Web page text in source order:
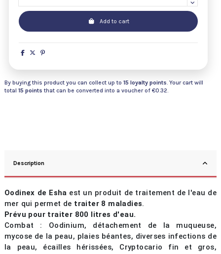
Add to cart
By buying this product you can collect up to 15 loyalty points. Your cart will
total 15 points that can be converted into a voucher of €0.32.
Description
Oodinex de Esha est un produit de traitement de l'eau de
mer qui permet de traiter 8 maladies.
Prévu pour traiter 800 litres d'eau.
Combat : Oodinium, détachement de la muqueuse,
mycose de la peau, plaies béantes, diverses infections de
la peau, écailles hérissées, Cryptocario fin et gros,